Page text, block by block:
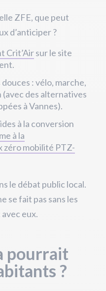
ZFE, que peut
d’anticiper ?
Crit’Airsur le site
: vélo, marche,
des alternatives
à Vannes).
à la conversion
à la
zéro mobilité PTZ-
le débat public local.
se fait pas sans les
eux.
pourrait
?